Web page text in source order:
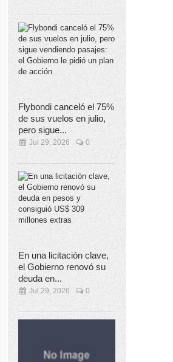
Flybondi canceló el 75%
de sus vuelos en julio,
pero sigue...
Jul 29, 2026 0
En una licitación clave,
el Gobierno renovó su
deuda en...
Jul 29, 2026 0